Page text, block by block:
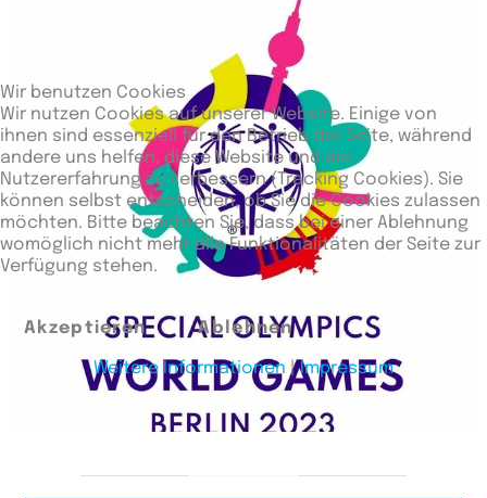
Wir benutzen Cookies
Wir nutzen Cookies auf unserer Website. Einige von
ihnen sind essenziell für den Betrieb der Seite, während
andere uns helfen, diese Website und die
Nutzererfahrung zu verbessern (Tracking Cookies). Sie
können selbst entscheiden, ob Sie die Cookies zulassen
möchten. Bitte beachten Sie, dass bei einer Ablehnung
womöglich nicht mehr alle Funktionalitäten der Seite zur
Verfügung stehen.
Akzeptieren Ablehnen
Weitere Informationen |Impressum